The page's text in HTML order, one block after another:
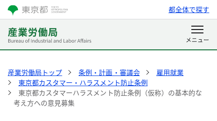
都全体で探す
産業労働局トップ 条例・計画・審議会
雇用就業
東京都カスタマー・ハラスメント防止条例
東京都カスタマーハラスメント防止条例（仮称）の基本的な
考え方への意見募集